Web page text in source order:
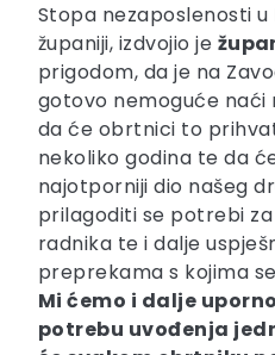
Stopa nezaposlenosti
županiji, izdvojio je
prigodom, da je na
gotovo nemoguće naći
da će obrtnici to
nekoliko godina te da
najotporniji dio našeg
prilagoditi se potrebi
radnika te i dalje
preprekama s kojima
Mi ćemo i dalje
potrebu uvođenja